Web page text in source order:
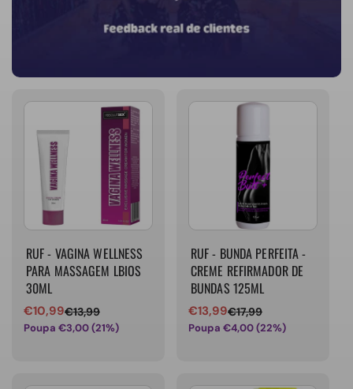
RUF - VAGINA WELLNESS
PARA MASSAGEM LBIOS
30ML
Preço
de
€10,99
Preço
normal
€13,99
Poupa €3,00 (21%)
RUF - BUNDA PERFEITA -
CREME REFIRMADOR DE
BUNDAS 125ML
Preço
de
€13,99
Preço
normal
€17,99
Poupa €4,00 (22%)